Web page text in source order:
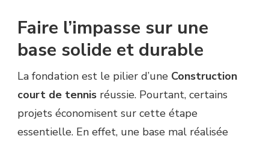
Faire l’impasse sur une
base solide et durable
La fondation est le pilier d’une Construction
court de tennis réussie. Pourtant, certains
projets économisent sur cette étape
essentielle. En effet, une base mal réalisée